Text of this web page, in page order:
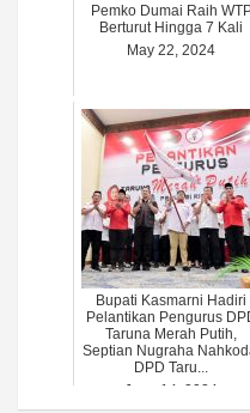
Pemko Dumai Raih
Berturut Hingga 7 Kali
May 22, 2024
Bupati Kasmarni Hadiri
Pelantikan Pengurus
Taruna Merah Putih,
Septian Nugraha
DPD Taru...
June 14, 2024